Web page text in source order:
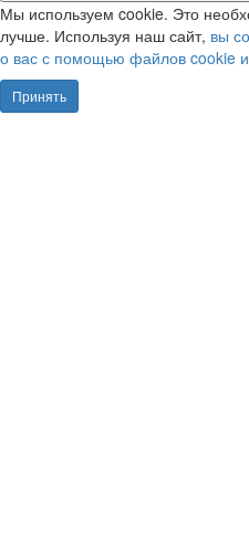
Мы используем cookie. Это
лучше. Используя наш сайт, вы
о вас с помощью файлов cookie и
Принять